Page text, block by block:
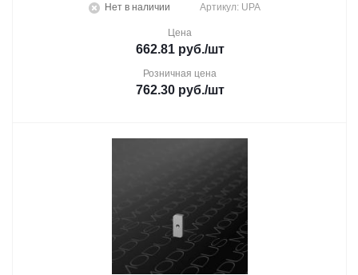
Нет в наличии
Артикул: UPA
Цена
662.81руб./шт
Розничная цена
762.30руб./шт